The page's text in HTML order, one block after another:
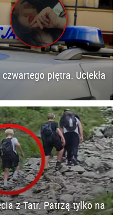
piętra. Uciekła
z Tatr. Patrzą tylko na